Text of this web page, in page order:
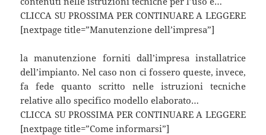
CLICCA SU PROSSIMA PER CONTINUARE A LEGGERE
[nextpage title=”Manutenzione dell’impresa”]
la manutenzione forniti dall’impresa installatrice
dell’impianto. Nel caso non ci fossero queste, invece,
fa fede quanto scritto nelle istruzioni tecniche
relative allo specifico modello elaborato…
CLICCA SU PROSSIMA PER CONTINUARE A LEGGERE
[nextpage title=”Come informarsi”]